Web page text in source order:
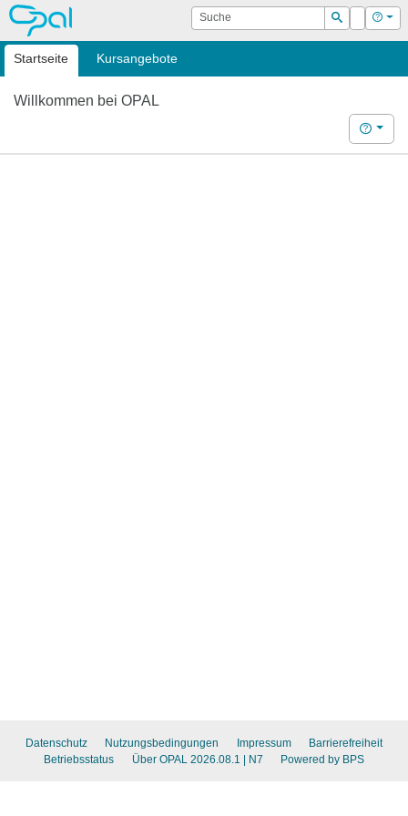
OPAL Suche
Suchen
Login Hilfe
Startseite Kursangebote
Willkommen bei OPAL
Hilfe
Datenschutz Nutzungsbedingungen Impressum
Barrierefreiheit
Betriebsstatus
Über OPAL 2026.08.1 | N7 Powered by BPS